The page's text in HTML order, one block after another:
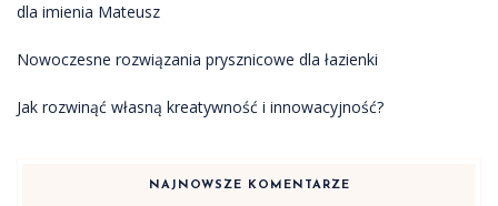
dla imienia Mateusz
Nowoczesne rozwiązania prysznicowe dla łazienki
Jak rozwinąć własną kreatywność i innowacyjność?
NAJNOWSZE KOMENTARZE